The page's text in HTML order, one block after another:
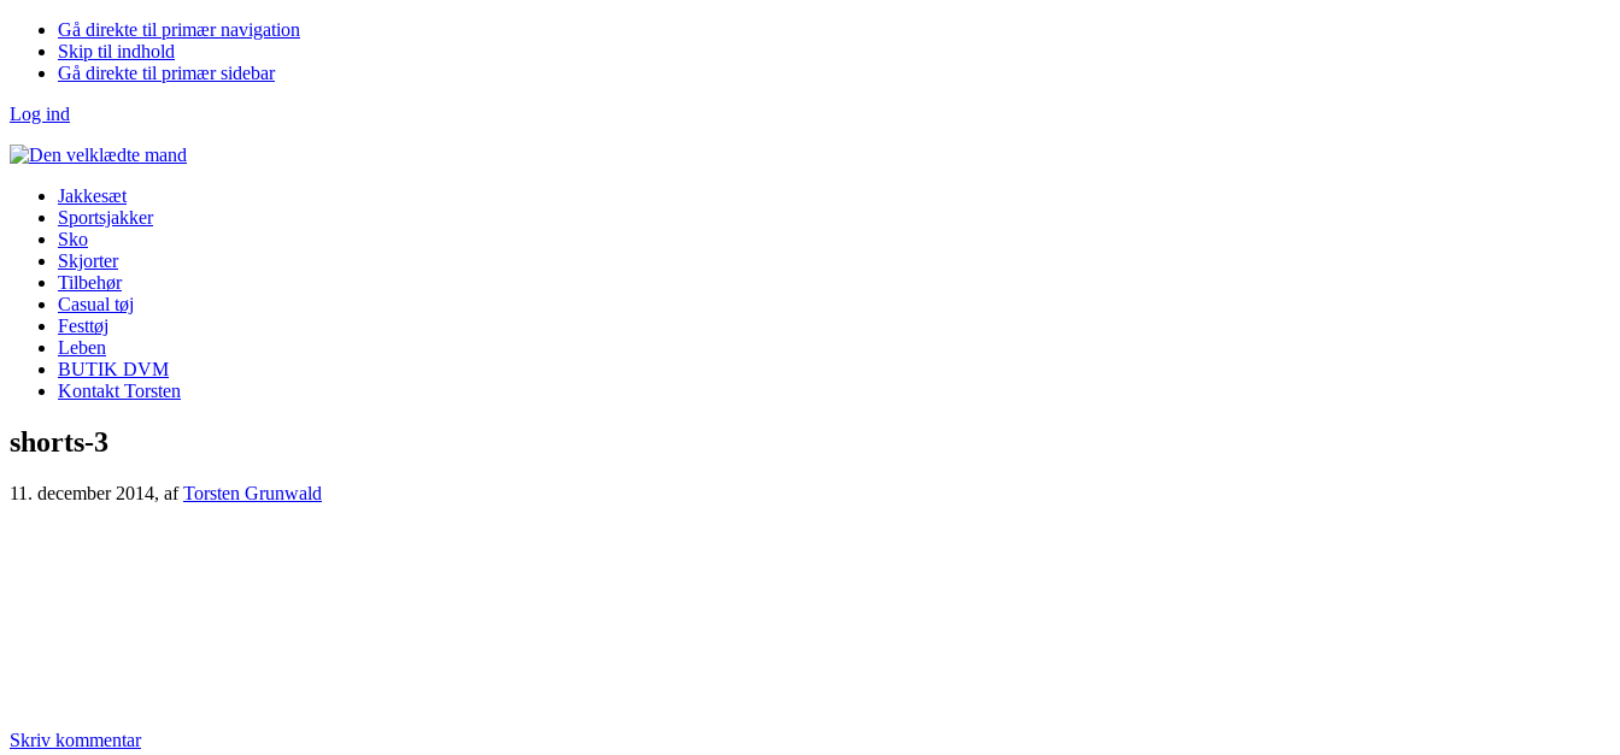
Gå direkte til primær navigation
Skip til indhold
Gå direkte til primær sidebar
Log ind
Jakkesæt
Sportsjakker
Sko
Skjorter
Tilbehør
Casual tøj
Festtøj
Leben
BUTIK DVM
Kontakt Torsten
shorts-3
11. december 2014, afTorsten Grunwald
Skriv kommentar